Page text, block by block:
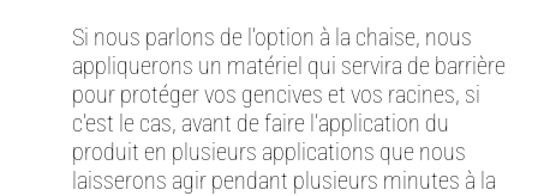
Si nous parlons de l’option à la chaise, nous
appliquerons un matériel qui servira de barrière
pour protéger vos gencives et vos racines, si
c’est le cas, avant de faire l’application du
produit en plusieurs applications que nous
laisserons agir pendant plusieurs minutes à la